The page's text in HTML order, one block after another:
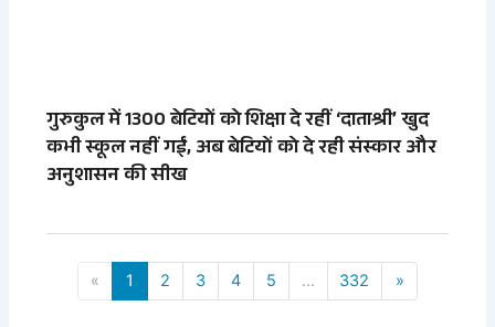
गुरुकुल में 1300 बेटियों को शिक्षा दे रहीं ‘दाताश्री’ खुद
कभी स्कूल नहीं गईं, अब बेटियों को दे रही संस्कार और
अनुशासन की सीख
« 1 2 3 4 5 ... 332 »